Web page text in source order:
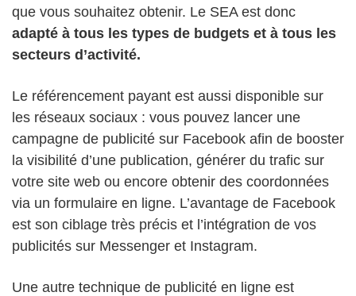
que vous souhaitez obtenir. Le SEA est donc
adapté à tous les types de budgets et à tous les
secteurs d’activité.
Le référencement payant est aussi disponible sur
les réseaux sociaux : vous pouvez lancer une
campagne de publicité sur Facebook afin de booster
la visibilité d’une publication, générer du trafic sur
votre site web ou encore obtenir des coordonnées
via un formulaire en ligne. L’avantage de Facebook
est son ciblage très précis et l’intégration de vos
publicités sur Messenger et Instagram.
Une autre technique de publicité en ligne est